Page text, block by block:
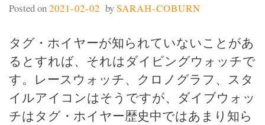
Posted on2021-02-02 bySARAH-COBURN
タグ・ホイヤーが知られていないことがあ
るとすれば、それはダイビングウォッチで
す。レースウォッチ、クロノグラフ、スタ
イルアイコンはそうですが、ダイブウォッ
チはタグ・ホイヤー歴史中ではあまり知ら